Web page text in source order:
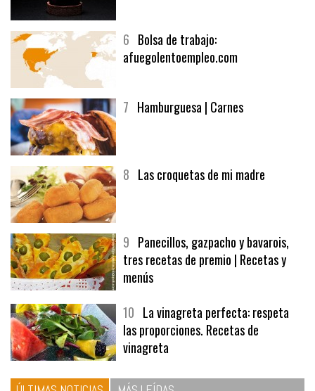
6Bolsa de trabajo:
9Panecillos, gazpacho y bavarois,
tres recetas de premio | Recetas y
menús
10La vinagreta perfecta: respeta
las proporciones. Recetas de
vinagreta